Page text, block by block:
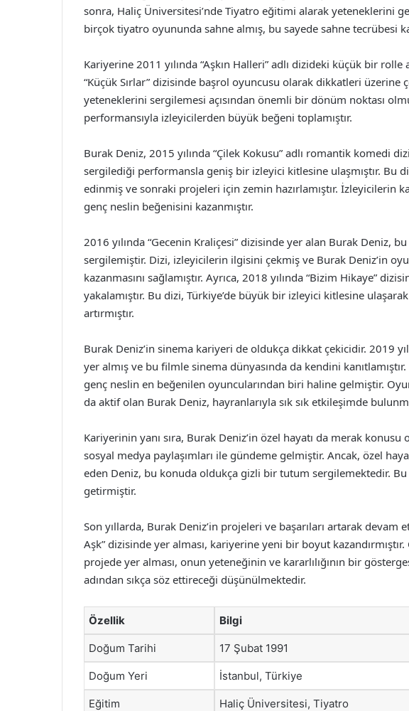
sonra, Haliç Üniversitesi’nde Tiyatro eğitimi alarak yeteneklerini
birçok tiyatro oyununda sahne almış, bu sayede sahne tecrübesi
Kariyerine 2011 yılında “Aşkın Halleri” adlı dizideki küçük bir rolle
“Küçük Sırlar” dizisinde başrol oyuncusu olarak dikkatleri üzerine
yeteneklerini sergilemesi açısından önemli bir dönüm noktası
performansıyla izleyicilerden büyük beğeni toplamıştır.
Burak Deniz, 2015 yılında “Çilek Kokusu” adlı romantik komedi
sergilediği performansla geniş bir izleyici kitlesine ulaşmıştır. Bu
edinmiş ve sonraki projeleri için zemin hazırlamıştır. İzleyicilerin
genç neslin beğenisini kazanmıştır.
2016 yılında “Gecenin Kraliçesi” dizisinde yer alan Burak Deniz,
sergilemiştir. Dizi, izleyicilerin ilgisini çekmiş ve Burak Deniz’in
kazanmasını sağlamıştır. Ayrıca, 2018 yılında “Bizim Hikaye”
yakalamıştır. Bu dizi, Türkiye’de büyük bir izleyici kitlesine
artırmıştır.
Burak Deniz’in sinema kariyeri de oldukça dikkat çekicidir. 2019
yer almış ve bu filmle sinema dünyasında da kendini
genç neslin en beğenilen oyuncularından biri haline gelmiştir.
da aktif olan Burak Deniz, hayranlarıyla sık sık etkileşimde
Kariyerinin yanı sıra, Burak Deniz’in özel hayatı da merak
sosyal medya paylaşımları ile gündeme gelmiştir. Ancak, özel
eden Deniz, bu konuda oldukça gizli bir tutum sergilemektedir.
getirmiştir.
Son yıllarda, Burak Deniz’in projeleri ve başarıları artarak devam
Aşk” dizisinde yer alması, kariyerine yeni bir boyut kazandırmıştır.
projede yer alması, onun yeteneğinin ve kararlılığının bir
adından sıkça söz ettireceği düşünülmektedir.
Özellik Bilgi
Doğum Tarihi 17 Şubat 1991
Doğum Yeri İstanbul, Türkiye
Eğitim Haliç Üniversitesi, Tiyatro